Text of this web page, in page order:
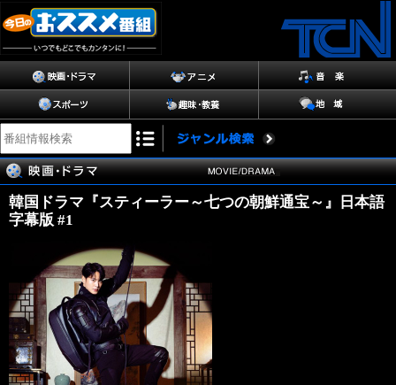
韓国ドラマ『スティーラー～七つの朝鮮通宝～』日本語
字幕版 #1